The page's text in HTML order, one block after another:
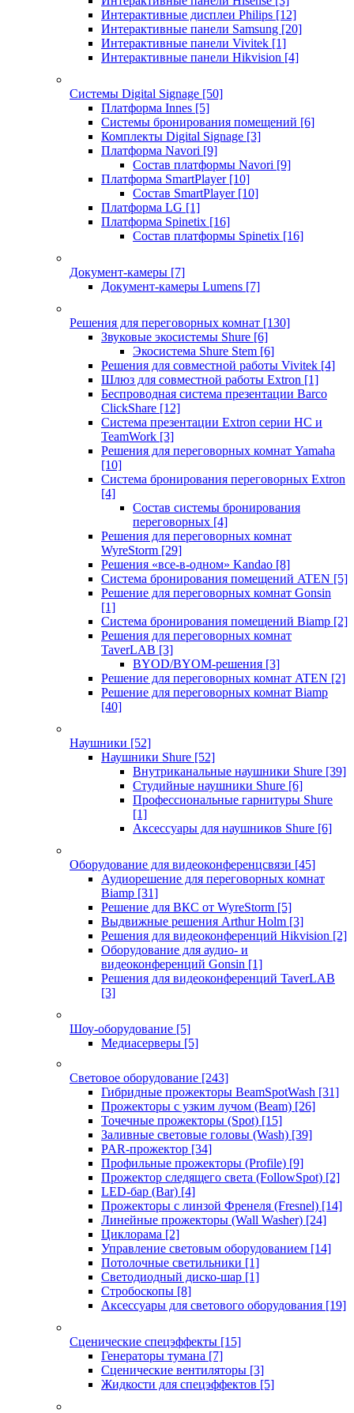
Интерактивные дисплеи Philips [12]
Интерактивные панели Samsung [20]
Интерактивные панели Vivitek [1]
Интерактивные панели Hikvision [4]
Системы Digital Signage [50]
Платформа Innes [5]
Системы бронирования помещений [6]
Комплекты Digital Signage [3]
Платформа Navori [9]
Состав платформы Navori [9]
Платформа SmartPlayer [10]
Состав SmartPlayer [10]
Платформа LG [1]
Платформа Spinetix [16]
Состав платформы Spinetix [16]
Документ-камеры [7]
Документ-камеры Lumens [7]
Решения для переговорных комнат [130]
Звуковые экосистемы Shure [6]
Экосистема Shure Stem [6]
Решения для совместной работы Vivitek [4]
Шлюз для совместной работы Extron [1]
Беспроводная система презентации Barco
ClickShare [12]
Система презентации Extron серии HC и
TeamWork [3]
Решения для переговорных комнат Yamaha
[10]
Система бронирования переговорных Extron
[4]
Состав системы бронирования
переговорных [4]
Решения для переговорных комнат
WyreStorm [29]
Решения «все-в-одном» Kandao [8]
Система бронирования помещений ATEN [5]
Решение для переговорных комнат Gonsin
[1]
Система бронирования помещений Biamp [2]
Решения для переговорных комнат
TaverLAB [3]
BYOD/BYOM-решения [3]
Решение для переговорных комнат ATEN [2]
Решение для переговорных комнат Biamp
[40]
Наушники [52]
Наушники Shure [52]
Внутриканальные наушники Shure [39]
Студийные наушники Shure [6]
Профессиональные гарнитуры Shure
[1]
Аксессуары для наушников Shure [6]
Оборудование для видеоконференцсвязи [45]
Аудиорешение для переговорных комнат
Biamp [31]
Решение для ВКС от WyreStorm [5]
Выдвижные решения Arthur Holm [3]
Решения для видеоконференций Hikvision [2]
Оборудование для аудио- и
видеоконференций Gonsin [1]
Решения для видеоконференций TaverLAB
[3]
Шоу-оборудование [5]
Медиасерверы [5]
Световое оборудование [243]
Гибридные прожекторы BeamSpotWash [31]
Прожекторы с узким лучом (Beam) [26]
Точечные прожекторы (Spot) [15]
Заливные световые головы (Wash) [39]
PAR-прожектор [34]
Профильные прожекторы (Profile) [9]
Прожектор следящего света (FollowSpot) [2]
LED-бар (Bar) [4]
Прожекторы с линзой Френеля (Fresnel) [14]
Линейные прожекторы (Wall Washer) [24]
Циклорама [2]
Управление световым оборудованием [14]
Потолочные светильники [1]
Светодиодный диско-шар [1]
Стробоскопы [8]
Аксессуары для светового оборудования [19]
Сценические спецэффекты [15]
Генераторы тумана [7]
Сценические вентиляторы [3]
Жидкости для спецэффектов [5]